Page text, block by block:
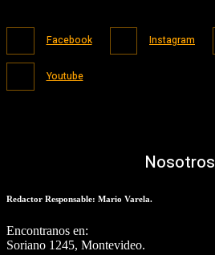
Facebook Instagram
Youtube
Nosotros
Redactor Responsable: Mario Varela.
Encontranos en:
Soriano 1245, Montevideo.